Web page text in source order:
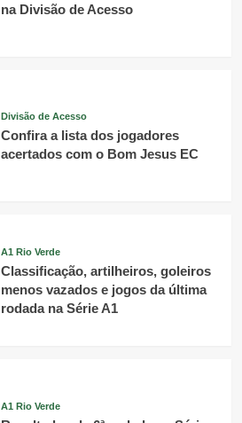
na Divisão de Acesso
Divisão de Acesso
Confira a lista dos jogadores
acertados com o Bom Jesus EC
A1 Rio Verde
Classificação, artilheiros, goleiros
menos vazados e jogos da última
rodada na Série A1
A1 Rio Verde